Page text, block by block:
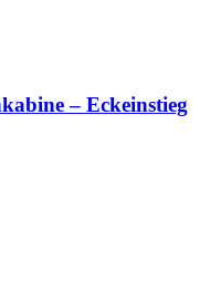
– Eckeinstieg